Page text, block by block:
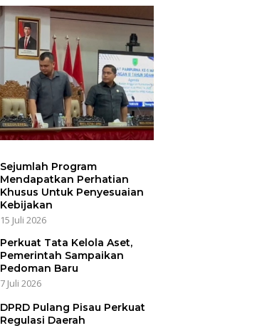
Sejumlah Program
Mendapatkan Perhatian
Khusus Untuk Penyesuaian
Kebijakan
15 Juli 2026
Perkuat Tata Kelola Aset,
Pemerintah Sampaikan
Pedoman Baru
7 Juli 2026
DPRD Pulang Pisau Perkuat
Regulasi Daerah